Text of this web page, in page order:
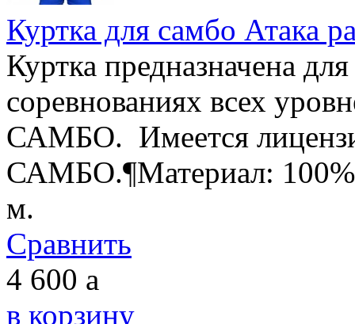
Куртка для самбо Атака
Куртка предназначена
соревнованиях всех
САМБО. Имеется
САМБО.¶Материал: 100%
м.
Сравнить
4 600 a
в корзину